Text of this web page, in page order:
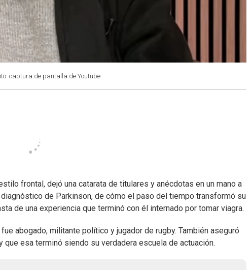
captura de pantalla de Youtube
frontal, dejó una catarata de titulares y anécdotas en un mano a
de Parkinson, de cómo el paso del tiempo transformó su
de una experiencia que terminó con él internado por tomar viagra.
abogado, militante político y jugador de rugby. También aseguró
esa terminó siendo su verdadera escuela de actuación.